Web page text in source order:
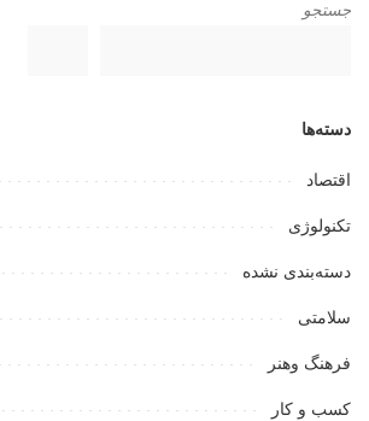
جستجو
دسته‌ها
اقتصاد
تکنولوژی
دسته‌بندی نشده
سلامتی
فرهنگ وهنر
کسب و کار